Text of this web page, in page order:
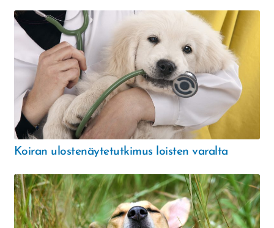
Koiran ulostenäytetutkimus loisten varalta